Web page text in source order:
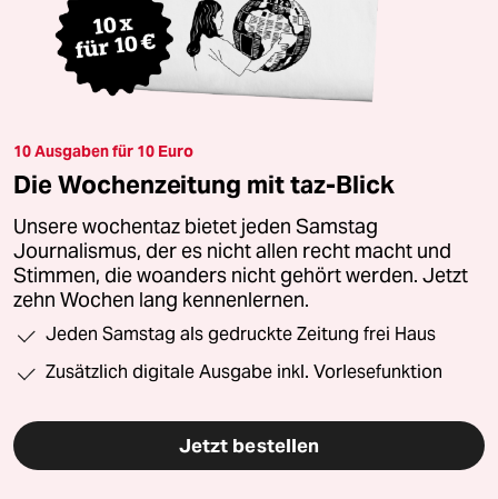
10 Ausgaben für 10 Euro
Die Wochenzeitung mit taz-Blick
Unsere wochentaz bietet jeden Samstag
Journalismus, der es nicht allen recht macht und
Stimmen, die woanders nicht gehört werden. Jetzt
zehn Wochen lang kennenlernen.
Jeden Samstag als gedruckte Zeitung frei Haus
Zusätzlich digitale Ausgabe inkl. Vorlesefunktion
Jetzt bestellen